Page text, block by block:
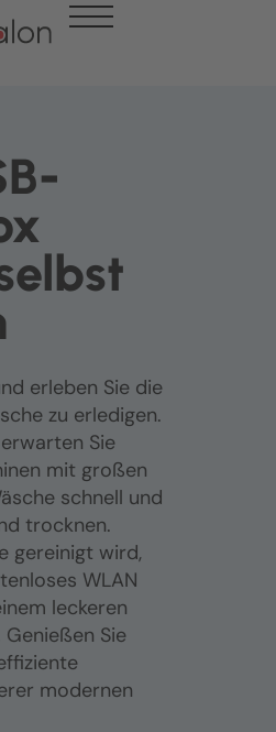
erleben Sie die
zu erledigen.
Sie
mit großen
schnell und
trocknen.
gereinigt wird,
WLAN
leckeren
Sie
modernen